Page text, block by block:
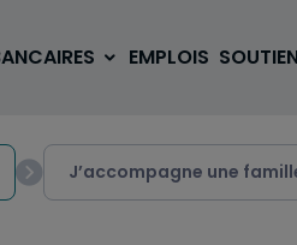
EMPLOIS
J’accompagne une